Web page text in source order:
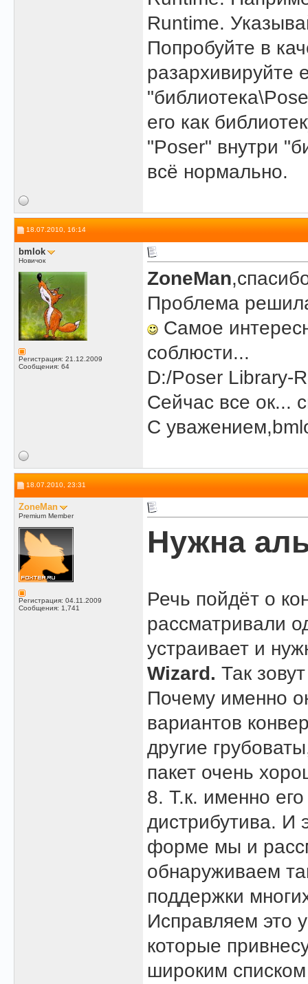
Runtime.
Попробуйте в
разархивируйте
его как
"Poser" внутри
всё нормально.
18.07.2010, 16:14
bmlok
Новичок
Регистрация: 21.12.2009
Сообщения: 64
ZoneMan
Проблема
Самое
соблюсти...
D:/Poser Library-
Сейчас все ок...
С
18.07.2010, 23:31
ZoneMan
Premium Member
Регистрация: 04.11.2009
Сообщения: 1,741
Нужна
Речь пойдёт о
рассматривали
устраивает и
Wizard. Так
Почему именно
вариантов
другие
пакет очень
8. Т.к. именно
дистрибутива. И
форме мы и
обнаруживаем
поддержки
Исправляем это
которые
широким